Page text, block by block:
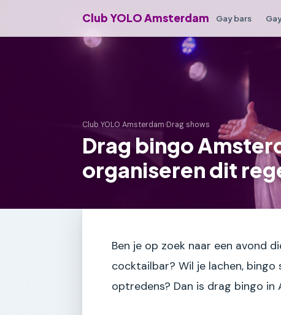
Club YOLO Amsterdam Gay bars
Club YOLO Amsterdam›Drag shows
Drag bingo
organiseren dit
Ben je op zoek naar een avond
cocktailbar? Wil je lachen,
optredens? Dan is drag bingo